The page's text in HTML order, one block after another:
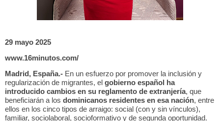
29 mayo 2025
www.16minutos.com/
Madrid, España.- En un esfuerzo por promover la inclusión y
regularización de migrantes, el gobierno español ha
introducido cambios en su reglamento de extranjería, que
beneficiarán a los dominicanos residentes en esa nación, entre
ellos en los cinco tipos de arraigo: social (con y sin vínculos),
familiar, sociolaboral, socioformativo y de segunda oportunidad.